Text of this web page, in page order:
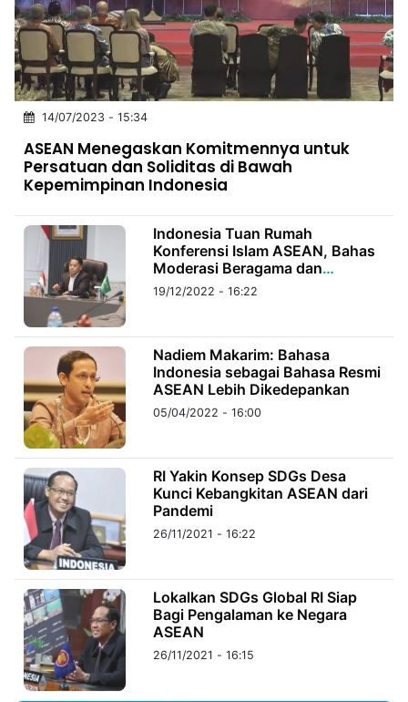
INDONESIA
Partner
NTB
Time
IDN
Jogja
Rakyat
News
Notice
Baru
Kabarbaru
2026
Kabarbaru
Media
Holding
14/07/2023 - 15:34
ASEAN Menegaskan Komitmennya untuk
Persatuan dan Soliditas di Bawah
Kepemimpinan Indonesia
Indonesia Tuan Rumah
Konferensi Islam ASEAN, Bahas
Moderasi Beragama dan
Pencegahan Ekstremisme
19/12/2022 - 16:22
Nadiem Makarim: Bahasa
Indonesia sebagai Bahasa Resmi
ASEAN Lebih Dikedepankan
05/04/2022 - 16:00
RI Yakin Konsep SDGs Desa
Kunci Kebangkitan ASEAN dari
Pandemi
26/11/2021 - 16:22
Lokalkan SDGs Global RI Siap
Bagi Pengalaman ke Negara
ASEAN
26/11/2021 - 16:15